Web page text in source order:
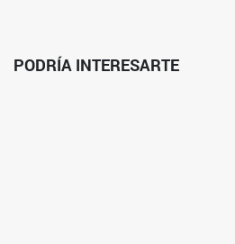
PODRÍA INTERESARTE